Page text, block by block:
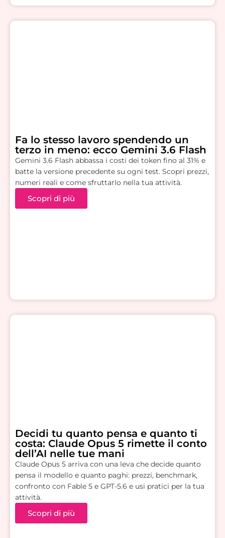
Fa lo stesso lavoro spendendo un
terzo in meno: ecco Gemini 3.6 Flash
Gemini 3.6 Flash abbassa i costi dei token fino al 31% e
batte la versione precedente su ogni test. Scopri prezzi,
numeri reali e come sfruttarlo nella tua attività.
Scopri di più
Decidi tu quanto pensa e quanto ti
costa: Claude Opus 5 rimette il conto
dell’AI nelle tue mani
Claude Opus 5 arriva con una leva che decide quanto
pensa il modello e quanto paghi: prezzi, benchmark,
confronto con Fable 5 e GPT-5.6 e usi pratici per la tua
attività.
Scopri di più